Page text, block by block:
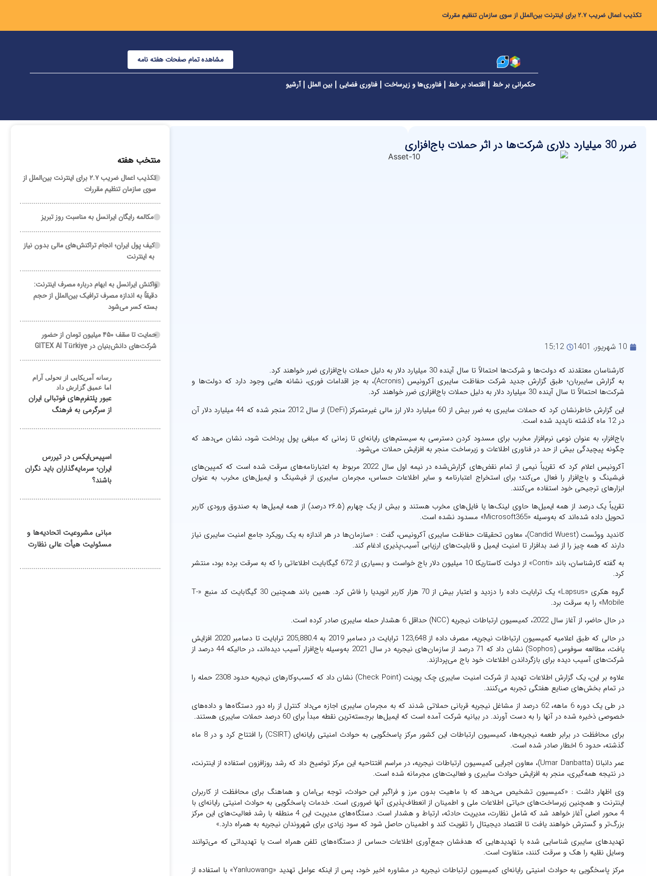
تکذیب اعمال ضریب ۲.۷ برای اینترنت بین‌الملل از سوی سازمان تنظیم مقررات
مشاهده تمام صفحات هفته نامه
حکمرانی بر خط اقتصاد بر خط فناوری‌ها و زیرساخت فناوری فضایی بین الملل آرشیو
ضرر 30 میلیارد دلاری شرکت‌ها در اثر حملات باج‌افزاری
10 شهریور, 1401 15:12
کارشناسان معتقدند که دولت‌ها و شرکت‌ها احتمالاً تا سال آینده 30 میلیارد دلار به دلیل حملات باج‌افزاری ضرر خواهند کرد.
به گزارش سایبربان؛ طبق گزارش جدید شرکت حفاظت سایبری آکرونیس (Acronis)، به جز اقدامات فوری، نشانه هایی وجود دارد که دولت‌ها و
شرکت‌ها احتمالاً تا سال آینده 30 میلیارد دلار به دلیل حملات باج‌افزاری ضرر خواهند کرد.
این گزارش خاطرنشان کرد که حملات سایبری به ضرر بیش از 60 میلیارد دلار ارز مالی غیرمتمرکز (DeFi) از سال 2012 منجر شده که 44 میلیارد دلار آن
در 12 ماه گذشته ناپدید شده است.
باج‌افزار، به عنوان نوعی نرم‌افزار مخرب برای مسدود کردن دسترسی به سیستم‌های رایانه‌ای تا زمانی که مبلغی پول پرداخت شود، نشان می‌دهد که
چگونه پیچیدگی بیش از حد در فناوری اطلاعات و زیرساخت منجر به افزایش حملات می‌شود.
آکرونیس اعلام کرد که تقریباً نیمی از تمام نقض‌های گزارش‌شده در نیمه اول سال 2022 مربوط به اعتبارنامه‌های سرقت شده است که کمپین‌های
فیشینگ و باج‌افزار را فعال می‌کند؛ برای استخراج اعتبارنامه و سایر اطلاعات حساس، مجرمان سایبری از فیشینگ و ایمیل‌های مخرب به عنوان
ابزارهای ترجیحی خود استفاده می‌کنند.
تقریباً یک درصد از همه ایمیل‌ها حاوی لینک‌ها یا فایل‌های مخرب هستند و بیش از یک چهارم (۲۶.۵ درصد) از همه ایمیل‌ها به صندوق ورودی کاربر
تحویل داده شده‌اند که به‌وسیله «Microsoft365» مسدود نشده است.
کاندید ووئست (Candid Wuest)، معاون تحقیقات حفاظت سایبری آکرونیس، گفت : «سازمان‌ها در هر اندازه به یک رویکرد جامع امنیت سایبری نیاز
دارند که همه چیز را از ضد بدافزار تا امنیت ایمیل و قابلیت‌های ارزیابی آسیب‌پذیری ادغام کند.
به گفته کارشناسان، باند «Conti» از دولت کاستاریکا 10 میلیون دلار باج خواست و بسیاری از 672 گیگابایت اطلاعاتی را که به سرقت برده بود، منتشر
کرد.
گروه هکری «Lapsus» یک ترابایت داده را دزدید و اعتبار بیش از 70 هزار کاربر انویدیا را فاش کرد. همین باند همچنین 30 گیگابایت کد منبع «T-
Mobile» را به سرقت برد.
در حال حاضر، از آغاز سال 2022، کمیسیون ارتباطات نیجریه (NCC) حداقل 6 هشدار حمله سایبری صادر کرده است.
در حالی که طبق اعلامیه کمیسیون ارتباطات نیجریه، مصرف داده از 123,648 ترابایت در دسامبر 2019 به 205,880.4 ترابایت تا دسامبر 2020 افزایش
یافت، مطالعه سوفوس (Sophos) نشان داد که 71 درصد از سازمان‌های نیجریه در سال 2021 به‌وسیله باج‌افزار آسیب دیده‌اند، در حالیکه 44 درصد از
شرکت‌های آسیب دیده برای بازگرداندن اطلاعات خود باج می‌پردازند.
علاوه بر این، یک گزارش اطلاعات تهدید از شرکت امنیت سایبری چک پوینت (Check Point) نشان داد که کسب‌وکارهای نیجریه حدود 2308 حمله را
در تمام بخش‌های صنایع هفتگی تجربه می‌کنند.
در طی یک دوره 6 ماهه، 62 درصد از مشاغل نیجریه قربانی حملاتی شدند که به مجرمان سایبری اجازه می‌داد کنترل از راه دور دستگاه‌ها و داده‌های
خصوصی ذخیره شده در آنها را به دست آورند. در بیانیه شرکت آمده است که ایمیل‌ها برجسته‌ترین نقطه مبدأ برای 60 درصد حملات سایبری هستند.
برای محافظت در برابر طعمه نیجریه‌ها، کمیسیون ارتباطات این کشور مرکز پاسخگویی به حوادث امنیتی رایانه‌ای (CSIRT) را افتتاح کرد و در 8 ماه
گذشته، حدود 6 اخطار صادر شده است.
عمر دانباتا (Umar Danbatta)، معاون اجرایی کمیسیون ارتباطات نیجریه، در مراسم افتتاحیه این مرکز توضیح داد که رشد روزافزون استفاده از اینترنت،
در نتیجه همه‌گیری، منجر به افزایش حوادث سایبری و فعالیت‌های مجرمانه شده است.
وی اظهار داشت : «کمیسیون تشخیص می‌دهد که با ماهیت بدون مرز و فراگیر این حوادث، توجه بی‌امان و هماهنگ برای محافظت از کاربران
اینترنت و همچنین زیرساخت‌های حیاتی اطلاعات ملی و اطمینان از انعطاف‌پذیری آنها ضروری است. خدمات پاسخگویی به حوادث امنیتی رایانه‌ای با
4 محور اصلی آغاز خواهد شد که شامل نظارت، مدیریت حادثه، ارتباط و هشدار است. دستگاه‌های مدیریت این 4 منطقه با رشد فعالیت‌های این مرکز
بزرگ‌تر و گسترش خواهند یافت تا اقتصاد دیجیتال را تقویت کند و اطمینان حاصل شود که سود زیادی برای شهروندان نیجریه به همراه دارد.»
تهدیدهای سایبری شناسایی شده با تهدیدهایی که هدفشان جمع‌آوری اطلاعات حساس از دستگاه‌های تلفن همراه است یا تهدیداتی که می‌توانند
وسایل نقلیه را هک و سرقت کنند، متفاوت است.
مرکز پاسخگویی به حوادث امنیتی رایانه‌ای کمیسیون ارتباطات نیجریه در مشاوره اخیر خود، پس از اینکه عوامل تهدید «Yanluowang» با استفاده از
منتخب هفته
تکذیب اعمال ضریب ۲.۷ برای اینترنت بین‌الملل از
سوی سازمان تنظیم مقررات
مکالمه رایگان ایرانسل به مناسبت روز تبریز
کیف پول ایران؛ انجام تراکنش‌های مالی بدون نیاز
به اینترنت
واکنش ایرانسل به ابهام درباره مصرف اینترنت:
دقیقاً به اندازه مصرف ترافیک بین‌الملل از حجم
بسته کسر می‌شود
حمایت تا سقف ۴۵۰ میلیون تومان از حضور
شرکت‌های دانش‌بنیان در GITEX AI Türkiye
رسانه آمریکایی از تحولی آرام
اما عمیق گزارش داد
عبور پلتفرم‌های فوتبالی ایران
از سرگرمی به فرهنگ
اسپیس‌ایکس در تیررس
ایران؛ سرمایه‌گذاران باید نگران
باشند؟
مبانی مشروعیت اتحادیه‌ها و
مسئولیت هیأت عالی نظارت